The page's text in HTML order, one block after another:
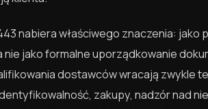
nabiera właściwego znaczenia: jako
jako formalne uporządkowanie
dostawców wracają zwykle
zakupy, nadzór nad